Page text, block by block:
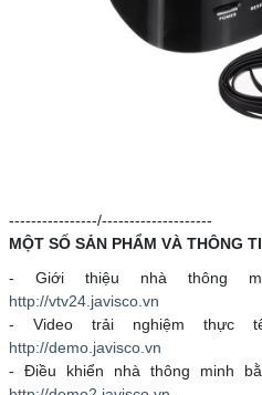
----------------/--------------------
MỘT SỐ SẢN PHẨM VÀ THÔNG
- Giới thiệu nhà thông
http://vtv24.javisco.vn
- Video trải nghiệm thực
http://demo.javisco.vn
- Điều khiển nhà thông minh